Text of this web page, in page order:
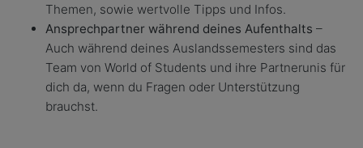
Themen, sowie wertvolle Tipps und Infos.
Ansprechpartner während deines Aufenthalts –
Auch während deines Auslandssemesters sind das
Team von World of Students und ihre Partnerunis für
dich da, wenn du Fragen oder Unterstützung
brauchst.